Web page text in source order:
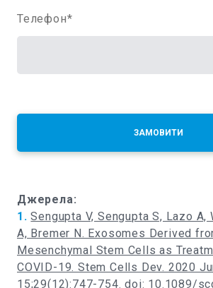
Телефон*
ЗАМОВИТИ
Джерела:
1.Sengupta V, Sengupta S, Lazo A,
A, Bremer N. Exosomes Derived
Mesenchymal Stem Cells as
COVID-19. Stem Cells Dev. 2020
15;29(12):747-754. doi: 10.1089/